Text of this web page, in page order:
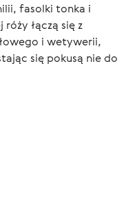
fasolki tonka i
łączą się z
i wetywerii,
się pokusą nie do